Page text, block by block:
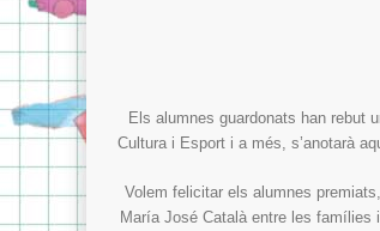
Els alumnes guardonats han rebut
Cultura i Esport i a més, s’anotarà
Volem felicitar els alumnes
María José Català entre les famílies